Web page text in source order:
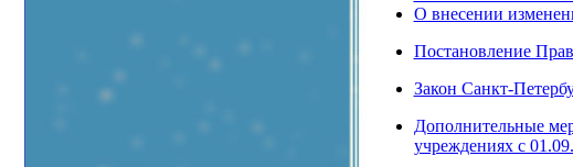
О внесении
Постановление
Закон Санкт-
Дополнительные
учреждениях с